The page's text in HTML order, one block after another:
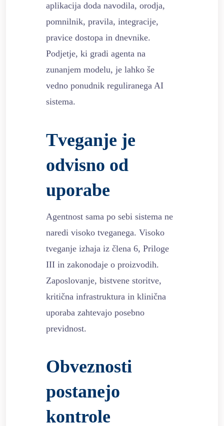
aplikacija doda navodila, orodja,
pomnilnik, pravila, integracije,
pravice dostopa in dnevnike.
Podjetje, ki gradi agenta na
zunanjem modelu, je lahko še
vedno ponudnik reguliranega AI
sistema.
Tveganje je
odvisno od
uporabe
Agentnost sama po sebi sistema ne
naredi visoko tveganega. Visoko
tveganje izhaja iz člena 6, Priloge
III in zakonodaje o proizvodih.
Zaposlovanje, bistvene storitve,
kritična infrastruktura in klinična
uporaba zahtevajo posebno
previdnost.
Obveznosti
postanejo
kontrole